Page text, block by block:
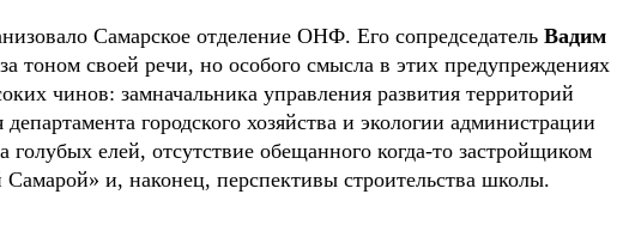
Самарское отделение ОНФ. Его сопредседатель Вадим
тоном своей речи, но особого смысла в этих предупреждениях
чинов: замначальника управления развития территорий
городского хозяйства и экологии администрации
елей, отсутствие обещанного когда-то застройщиком
Самарой» и, наконец, перспективы строительства школы.